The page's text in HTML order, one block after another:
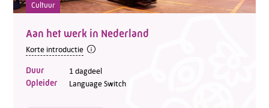
Cultuur
Aan het werk in Nederland
Korte introductie
Duur 1 dagdeel
Opleider Language Switch